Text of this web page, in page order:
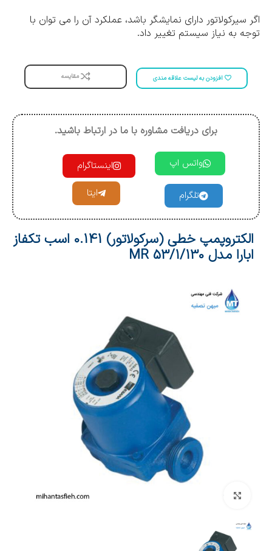
اگر سیرکولاتور دارای نمایشگر باشد، عملکرد آن را می توان با
توجه به نیاز سیستم تغییر داد.
افزودن به لیست علاقه مندی مقایسه
برای دریافت مشاوره با ما در ارتباط باشید.
واتس اپ اینستاگرام
تلگرام ایتا
الکتروپمپ خطی (سرکولاتور) 0.141 اسب تکفاز
ابارا مدل MR 53/1/130
بزرگنمایی تصویر